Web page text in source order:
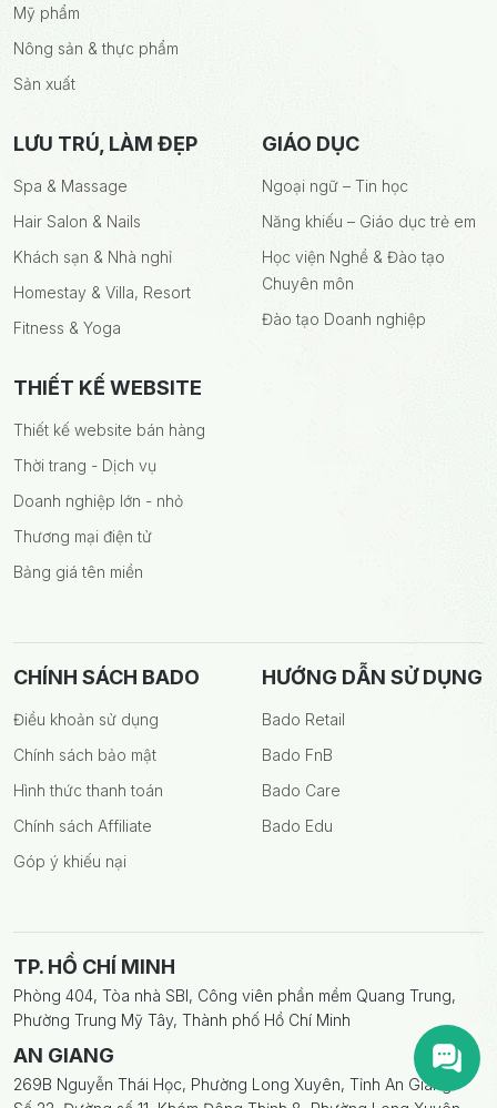
Mỹ phẩm
Nông sản & thực phẩm
Sản xuất
LƯU TRÚ, LÀM ĐẸP
Spa & Massage
Hair Salon & Nails
Khách sạn & Nhà nghỉ
Homestay & Villa, Resort
Fitness & Yoga
GIÁO DỤC
Ngoại ngữ – Tin học
Năng khiếu – Giáo dục trẻ em
Học viện Nghề & Đào tạo
Chuyên môn
Đào tạo Doanh nghiệp
THIẾT KẾ WEBSITE
Thiết kế website bán hàng
Thời trang - Dịch vụ
Doanh nghiệp lớn - nhỏ
Thương mại điện tử
Bảng giá tên miền
TP. HỒ CHÍ MINH
Phòng 404, Tòa nhà SBI, Công viên phần mềm Quang Trung,
Phường Trung Mỹ Tây, Thành phố Hồ Chí Minh
AN GIANG
269B Nguyễn Thái Học, Phường Long Xuyên, Tỉnh An Giang
CHÍNH SÁCH BADO
Điều khoản sử dụng
Chính sách bảo mật
Hình thức thanh toán
Chính sách Affiliate
Góp ý khiếu nại
HƯỚNG DẪN SỬ DỤNG
Bado Retail
Bado FnB
Bado Care
Bado Edu